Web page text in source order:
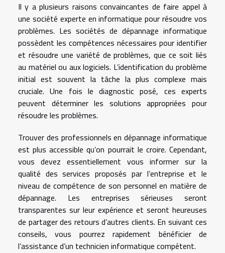
Il y a plusieurs raisons convaincantes de faire appel à
une société experte en informatique pour résoudre vos
problèmes. Les sociétés de dépannage informatique
possèdent les compétences nécessaires pour identifier
et résoudre une variété de problèmes, que ce soit liés
au matériel ou aux logiciels. L’identification du problème
initial est souvent la tâche la plus complexe mais
cruciale. Une fois le diagnostic posé, ces experts
peuvent déterminer les solutions appropriées pour
résoudre les problèmes.
Trouver des professionnels en dépannage informatique
est plus accessible qu’on pourrait le croire. Cependant,
vous devez essentiellement vous informer sur la
qualité des services proposés par l’entreprise et le
niveau de compétence de son personnel en matière de
dépannage. Les entreprises sérieuses seront
transparentes sur leur expérience et seront heureuses
de partager des retours d’autres clients. En suivant ces
conseils, vous pourrez rapidement bénéficier de
l’assistance d’un technicien informatique compétent.